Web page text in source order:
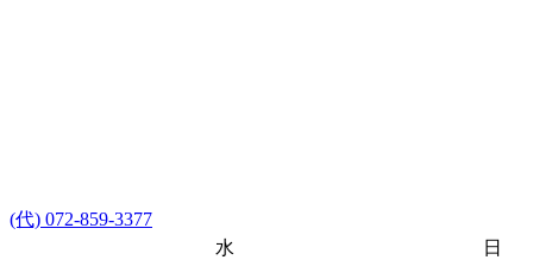
(代) 072-859-3377
水
日